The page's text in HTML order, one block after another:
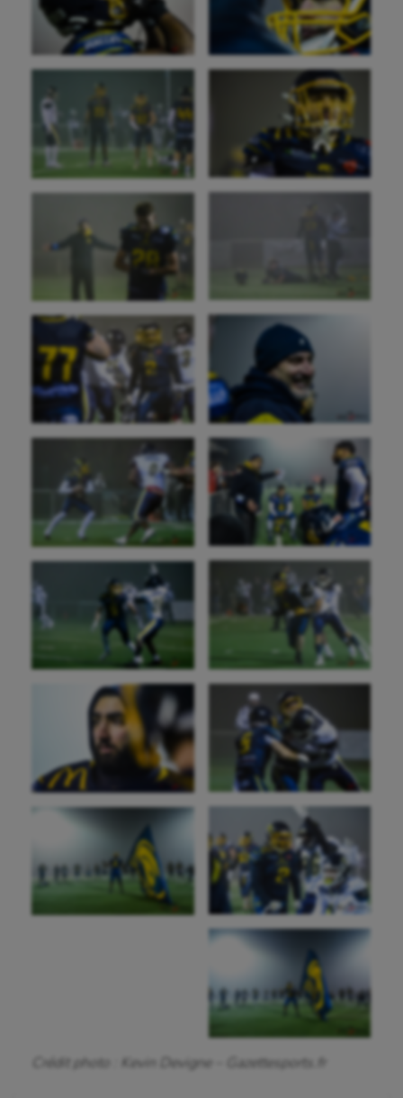
Longue paume
Moto
Natation
Natation artistique
Omnisports
Outdoor
Paddle
Patinage artistique
Pétanque
Plongée
Randonnée / Marche
Roller-derby
Sarbacane
Sauvetage sportif
Sport adapté
Sport handicap
Sport santé
Sport-entreprise
Sport-santé
Tir
Tir à l'arc
Triathlon
Ultimate frisbee
UNSS
Crédit photo : Kevin Devigne – Gazettesports.fr